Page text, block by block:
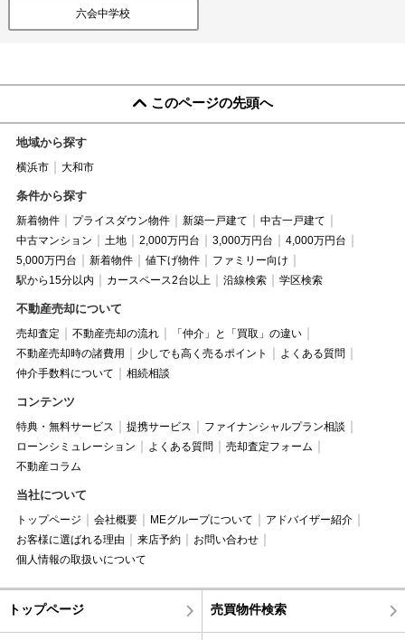
六会中学校
このページの先頭へ
地域から探す
横浜市 大和市
条件から探す
新着物件 プライスダウン物件 新築一戸建て
中古一戸建て
中古マンション
土地 2,000万円台 3,000万円台
4,000万円台
5,000万円台
新着物件 値下げ物件
ファミリー向け
駅から15分以内
カースペース2台以上 沿線検索 学区検索
不動産売却について
売却査定 不動産売却の流れ
「仲介」と「買取」の違い
不動産売却時の諸費用
少しでも高く売るポイント
よくある質問
仲介手数料について
相続相談
コンテンツ
特典・無料サービス 提携サービス
ファイナンシャルプラン相談
ローンシミュレーション
よくある質問
売却査定フォーム
不動産コラム
当社について
トップページ 会社概要 MEグループについて
アドバイザー紹介
お客様に選ばれる理由
来店予約
お問い合わせ
個人情報の取扱いについて
トップページ 売買物件検索